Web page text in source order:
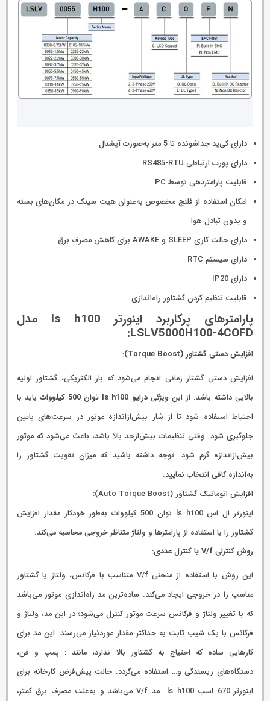
دارای کی‌پد جداشونده تا 5 متر به‌صورت آپشنال
دارای پورت ارتباطی RS485-RTU
قابلیت پارامتردهی توسط PC
امکان استفاده از فلنچ مخصوص به‌عنوان هیت سینک در مکان‌های بسته
و بدون تبادل هوا
دارای حالت کاری SLEEP و AWAKE برای کاهش مصرف برق
دارای سیستم RTC
دارای IP20
قابلیت تنظیم کردن گشتاور راه‌اندازی
پارامترهای پرکاربرد اینورتر ls h100 مدل
LSLV5000H100-4COFD:
افزایش دستی گشتاور (Torque Boost):
افزایش دستی گشتار زمانی انجام می‌شود که بار الکتریکی، گشتاور اولیه
بالایی داشته باشد. از این ویژگیدرایو ls h100 توان 500 کیلووات
باید با
احتیاط استفاده شود تا از شار بیش‌ازاندازه موتور در سرعت‌های پایین
جلوگیری شود. وقتی تنظیمات بیش‌ازحد بالا باشد، باعث می‌شود که موتور
بیش‌ازاندازه گرم شود. توجه داشته باشید که میزان تقویت گشتاور را
به‌اندازه کافی انتخاب نمایید.
افزایش اتوماتیک گشتاور (Auto Torque Boost):
اینورتر ال اس ls h100 توان 500 کیلووات به‌طور خودکار مقدار افزایش
گشتاور را با استفاده از پارامترها و ولتاژ متناظر خروجی محاسبه می‌کند.
روش کنترلی V/f یا کنترل عددی:
این روش با استفاده از منحنی V/f متناسب با فرکانس، ولتاژ یا گشتاور
مناسب را در خروجی ایجاد می‌کند. ساده‌ترین مد راه‌اندازی موتور می‌باشد
که با تغییر ولتاژ و فرکانس سرعت موتور کنترل می‌شود؛ در این مد، ولتاژ و
فرکانس با یک شیب ثابت به حداکثر مقدار موردنیاز می‌رسند. این مد برای
کارهایی ساده که احتیاج به گشتاور بالا ندارد، مانند : پمپ و فن،
دستگاه‌های ریسندگی و… استفاده می‌گردد. حالت پیش‌فرض کارخانه برای
اینورتر 670 اسب ls h100 مد V/f می‌باشد و به‌علت مصرف برق کمتر،